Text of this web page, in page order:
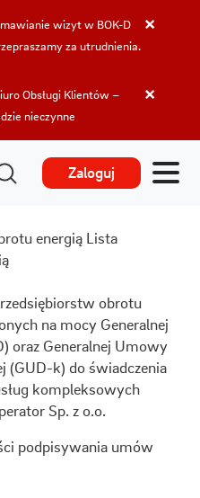
×
wizyt w BOK-D
za utrudnienia.
×
Obsługi Klientów –
nieczynne
Zaloguj
energią Lista
obrotu
na mocy Generalnej
oraz Generalnej Umowy
k) do świadczenia
kompleksowych
Sp. z o.o.
podpisywania umów